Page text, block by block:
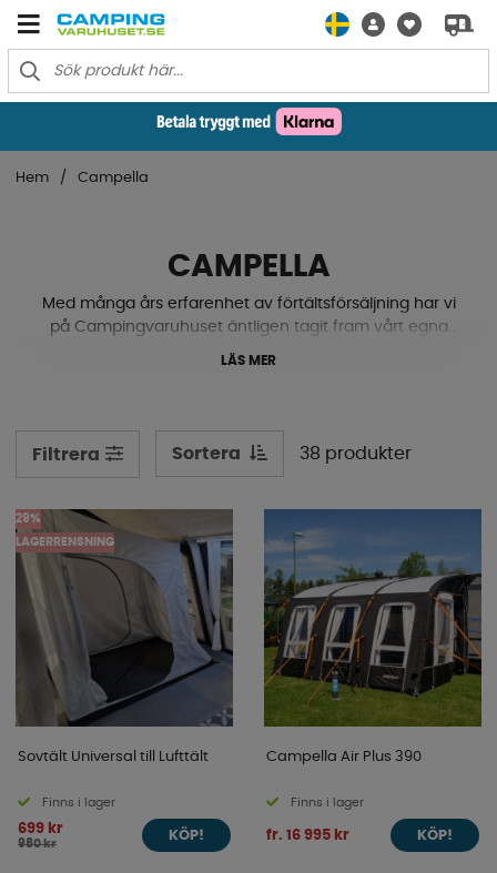
Hem Campella
CAMPELLA
Med många års erfarenhet av förtältsförsäljning har vi
på Campingvaruhuset äntligen tagit fram vårt egna
varumärke. Här har vi haft möjligheten att få med allt
husvagnen i djupen 300 cm och 250 cm, lufttält både
för husvagnar och husbilar i flera olika bredder och
påsmarkiserna samt tillbehör.
LÄS MER
Filtrera Sortera 38 produkter
29%
LAGERRENSNING
Sovtält Universal till Lufttält
Finns i lager
699 kr
980 kr
KÖP!
Campella Air Plus 390
Finns i lager
fr. 16 995 kr KÖP!